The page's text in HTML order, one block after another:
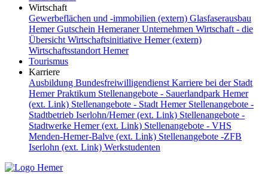
Wirtschaft
Gewerbeflächen und -immobilien (extern) Glasfaserausbau
Hemer Gutschein Hemeraner Unternehmen Wirtschaft - die
Übersicht Wirtschaftsinitiative Hemer (extern)
Wirtschaftsstandort Hemer
Tourismus
Karriere
Ausbildung Bundesfreiwilligendienst Karriere bei der Stadt
HemerPraktikum Stellenangebote - Sauerlandpark Hemer
(ext. Link) Stellenangebote - Stadt Hemer Stellenangebote -
Stadtbetrieb Iserlohn/Hemer (ext. Link) Stellenangebote -
Stadtwerke Hemer (ext. Link) Stellenangebote - VHS
Menden-Hemer-Balve (ext. Link) Stellenangebote -ZFB
Iserlohn (ext. Link) Werkstudenten